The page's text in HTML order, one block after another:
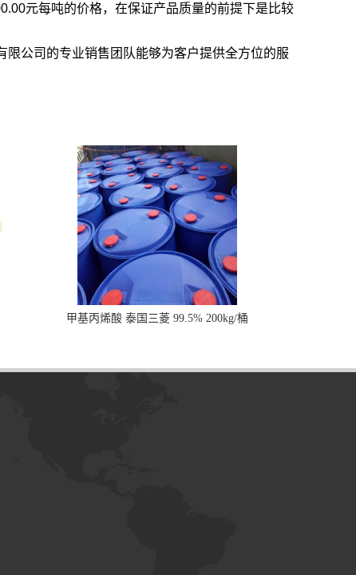
元每吨的价格，在保证产品质量的前提下是比较
公司的专业销售团队能够为客户提供全方位的服
甲基丙烯酸 泰国三菱 99.5% 200kg/桶